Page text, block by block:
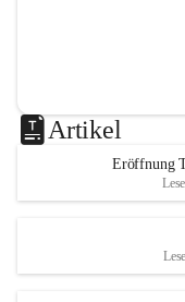
Artikel
Eröffnung